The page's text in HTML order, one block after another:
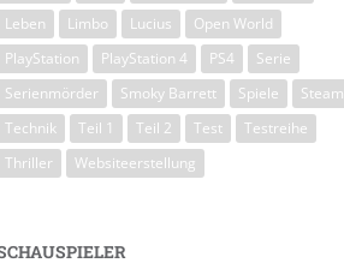
Leben
Limbo Lucius
Open World
PlayStation
PlayStation 4 PS4
Serie
Serienmörder
Smoky Barrett Spiele
Steam
Technik
Teil 1 Teil 2 Test
Testreihe
Thriller
Websiteerstellung